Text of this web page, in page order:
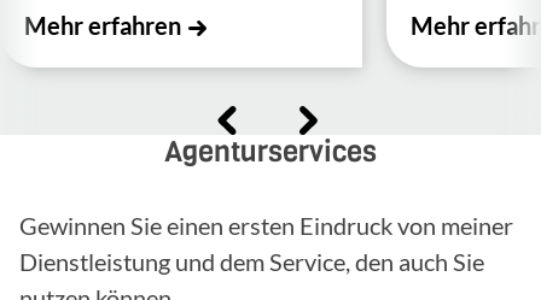
Mehr erfahren Mehr
Agenturservices
Gewinnen Sie einen ersten Eindruck von meiner
Dienstleistung und dem Service, den auch Sie